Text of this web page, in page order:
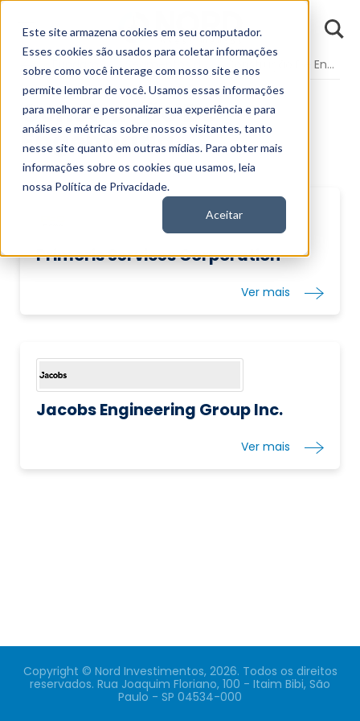
Este site armazena cookies em seu computador.
Esses cookies são usados para coletar informações
sobre como você interage com nosso site e nos
permite lembrar de você. Usamos essas informações
para melhorar e personalizar sua experiência e para
análises e métricas sobre nossos visitantes, tanto
nesse site quanto em outras mídias. Para obter mais
informações sobre os cookies que usamos, leia
nossa Política de Privacidade.
Aceitar
Construção De Engenharia
Construção De
Engenharia
Primoris Services Corporation
Ver mais
Jacobs Engineering Group Inc.
Ver mais
Copyright © Nord Investimentos, 2026. Todos os direitos
reservados. Rua Joaquim Floriano, 100 - Itaim Bibi, São
Paulo - SP 04534-000